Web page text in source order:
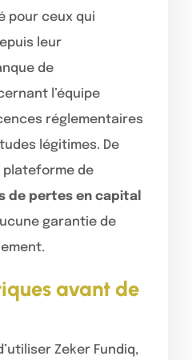
pour ceux qui
leur
de
l’équipe
réglementaires
légitimes. De
plateforme de
de pertes en capital
garantie de
avant de
Zeker Fundiq,